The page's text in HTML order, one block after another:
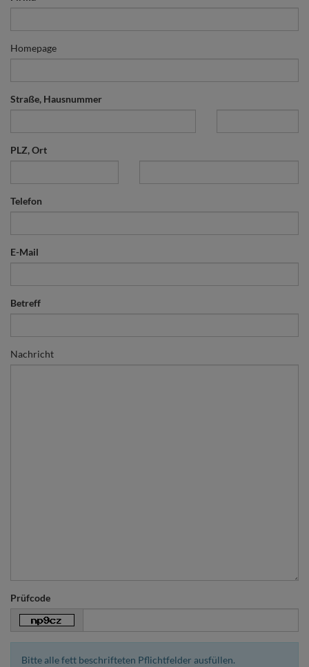
Homepage
Straße, Hausnummer
PLZ, Ort
Telefon
E-Mail
Betreff
Nachricht
Prüfcode
Bitte alle fett beschrifteten Pflichtfelder ausfüllen.